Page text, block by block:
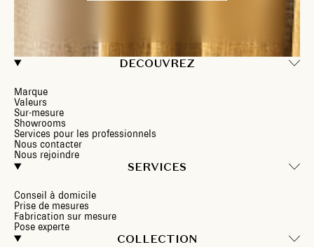
DECOUVREZ
Marque
Valeurs
Sur-mesure
Showrooms
Services pour les professionnels
Nous contacter
Nous rejoindre
SERVICES
Conseil à domicile
Prise de mesures
Fabrication sur mesure
Pose experte
COLLECTION